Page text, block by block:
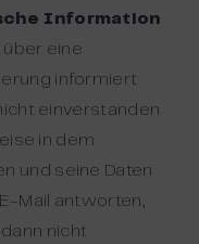
Information
über eine
informiert
einverstanden
in dem
und seine Daten
Mail antworten,
nicht